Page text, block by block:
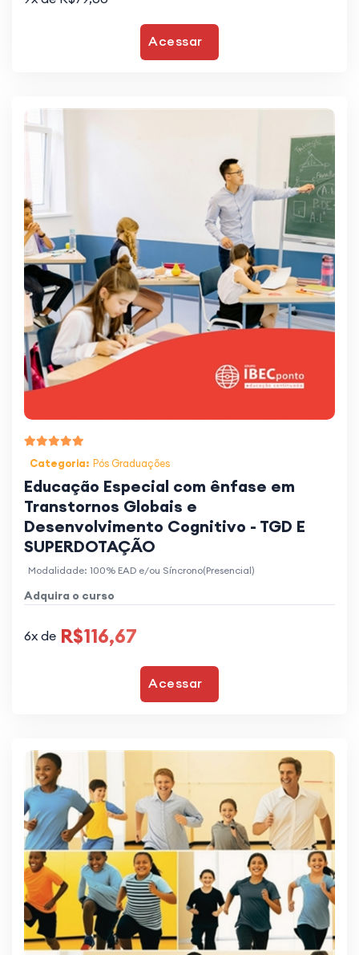
Acessar
Categoria: Pós Graduações
Educação Especial com ênfase em
Transtornos Globais e
Desenvolvimento Cognitivo - TGD E
SUPERDOTAÇÃO
Modalidade: 100% EAD e/ou Síncrono(Presencial)
Adquira o curso
6x de R$116,67
Acessar